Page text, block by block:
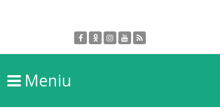
DGPDC
Informații
despre
Meniu